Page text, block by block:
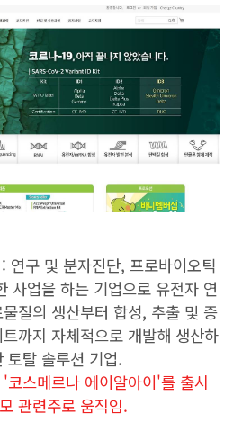
: 연구 및 분자진단, 프로바이오틱
사업을 하는 기업으로 유전자 연
질의 생산부터 합성, 추출 및 증
까지 자체적으로 개발해 생산하
토탈 솔루션 기업.
스메르나 에이알아이'를 출시
관련주로 움직임.